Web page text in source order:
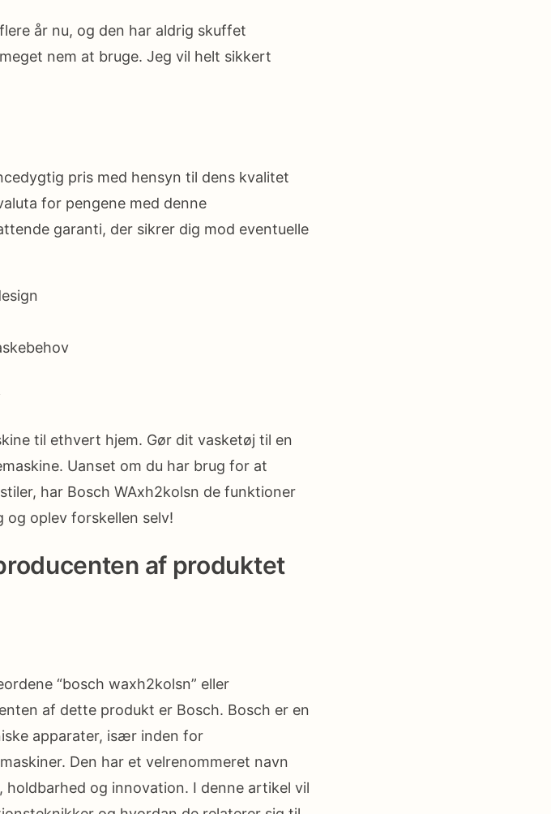
år nu, og den har aldrig skuffet
nem at bruge. Jeg vil helt sikkert
pris med hensyn til dens kvalitet
for pengene med denne
garanti, der sikrer dig mod eventuelle
til ethvert hjem. Gør dit vasketøj til en
Uanset om du har brug for at
har Bosch WAxh2kolsn de funktioner
og oplev forskellen selv!
af ​​produktet
“bosch waxh2kolsn” eller
af ​​dette produkt er Bosch. Bosch er en
apparater, især inden for
Den har et velrenommeret navn
og innovation. I denne artikel vil